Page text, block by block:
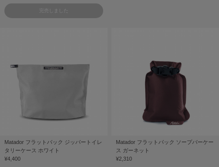
完売しました
Matador フラットパック ジッパートイレ
タリーケース ホワイト
¥4,400
Matador フラットパック ソープバーケー
ス ガーネット
¥2,310